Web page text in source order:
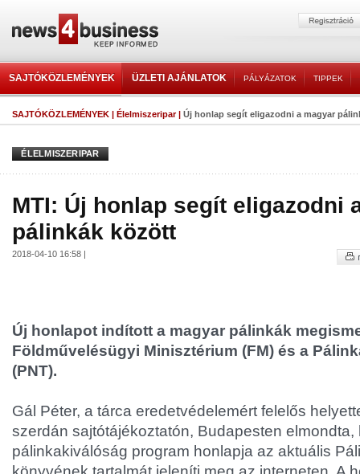
SAJTÓKÖZLEMÉNYEK ÜZLETI AJÁNLATOK PÁLYÁZATOK TIPPEK
SAJTÓKÖZLEMÉNYEK | Élelmiszeripar| Új honlap segít eligazodni a magyar
ÉLELMISZERIPAR
MTI: Új honlap segít eligazodni
pálinkák között
2018-04-10 16:58 |
Új honlapot indított a magyar pálinkák
Földművelésügyi Minisztérium (FM) és a
(PNT).
Gál Péter, a tárca eredetvédelemért felelős
szerdán sajtótájékoztatón, Budapesten elmondta,
pálinkakiválóság program honlapja az aktuális